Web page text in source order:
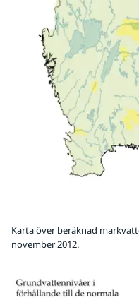
Karta över beräknad
november 2012.